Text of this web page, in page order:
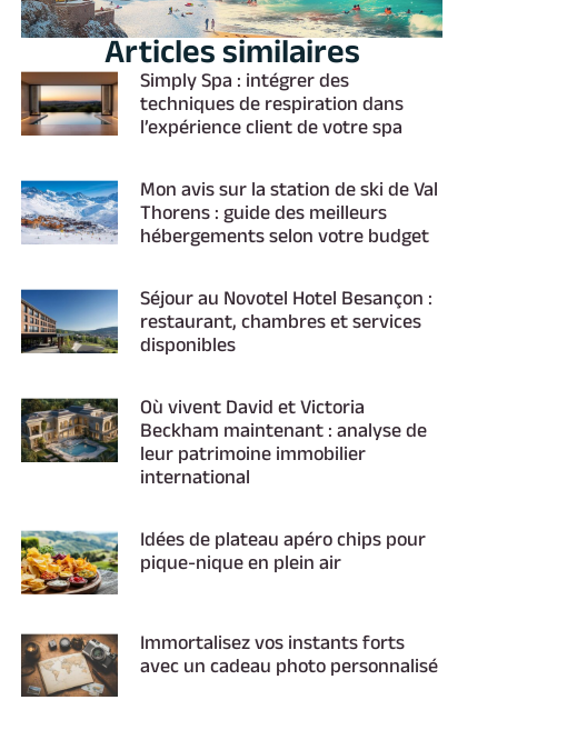
Articles similaires
Simply Spa : intégrer des
techniques de respiration dans
l’expérience client de votre spa
Mon avis sur la station de ski de Val
Thorens : guide des meilleurs
hébergements selon votre budget
Séjour au Novotel Hotel Besançon :
restaurant, chambres et services
disponibles
Où vivent David et Victoria
Beckham maintenant : analyse de
leur patrimoine immobilier
international
Idées de plateau apéro chips pour
pique-nique en plein air
Immortalisez vos instants forts
avec un cadeau photo personnalisé